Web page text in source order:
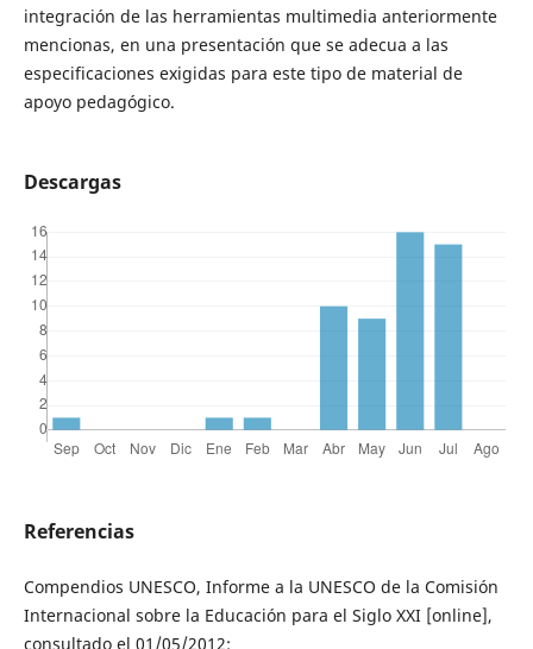
integración de las herramientas multimedia anteriormente
mencionas, en una presentación que se adecua a las
especificaciones exigidas para este tipo de material de
apoyo pedagógico.
Descargas
Referencias
Compendios UNESCO, Informe a la UNESCO de la Comisión
Internacional sobre la Educación para el Siglo XXI [online],
consultado el 01/05/2012: